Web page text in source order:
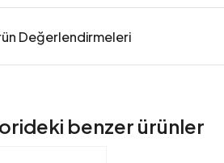
Değerlendirmeleri
benzer ürünler